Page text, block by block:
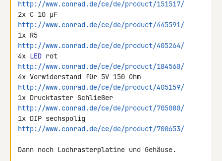
http://www.conrad.de/ce/de/product/151517/
http://www.conrad.de/ce/de/product/445591/
http://www.conrad.de/ce/de/product/405264/
4x LED
http://www.conrad.de/ce/de/product/184560/
http://www.conrad.de/ce/de/product/405159/
http://www.conrad.de/ce/de/product/705080/
http://www.conrad.de/ce/de/product/700653/
Dann noch Lochrasterplatine und Gehäuse.